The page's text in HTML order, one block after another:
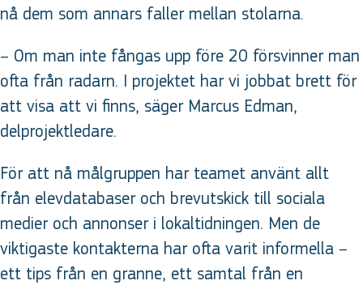
nå dem som annars faller mellan stolarna.
– Om man inte fångas upp före 20 försvinner man
ofta från radarn. I projektet har vi jobbat brett för
att visa att vi finns, säger Marcus Edman,
delprojektledare.
För att nå målgruppen har teamet använt allt
från elevdatabaser och brevutskick till sociala
medier och annonser i lokaltidningen. Men de
viktigaste kontakterna har ofta varit informella –
ett tips från en granne, ett samtal från en